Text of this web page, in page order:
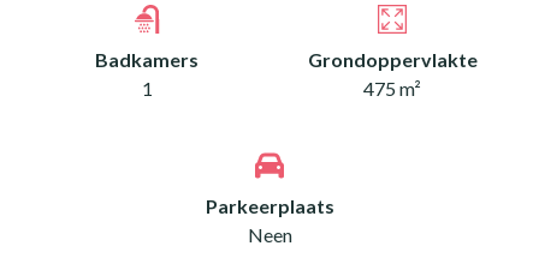
Badkamers
1
Grondoppervlakte
475 m²
Parkeerplaats
Neen